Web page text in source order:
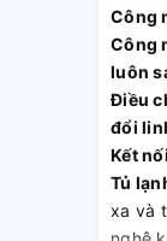
Công
Công
luôn
Điều
đổi
Kết
Tủ
xa và